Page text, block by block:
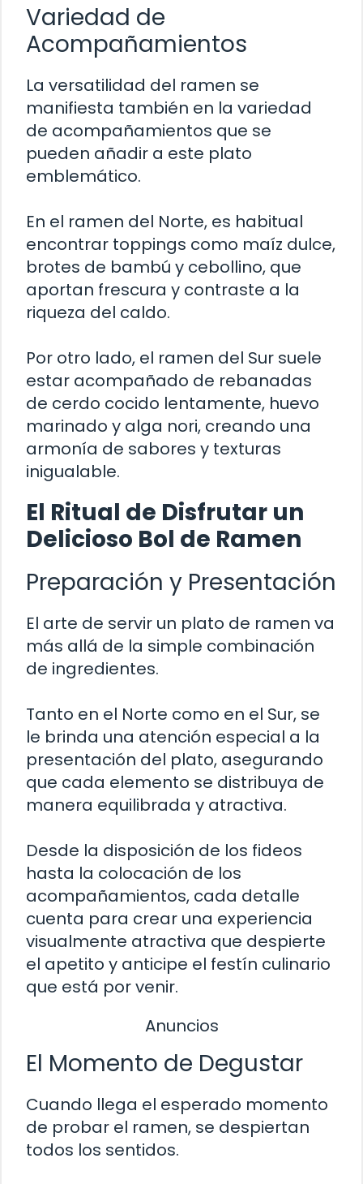
Variedad de
Acompañamientos
La versatilidad del ramen se
manifiesta también en la variedad
de acompañamientos que se
pueden añadir a este plato
emblemático.
En el ramen del Norte, es habitual
encontrar toppings como maíz dulce,
brotes de bambú y cebollino, que
aportan frescura y contraste a la
riqueza del caldo.
Por otro lado, el ramen del Sur suele
estar acompañado de rebanadas
de cerdo cocido lentamente, huevo
marinado y alga nori, creando una
armonía de sabores y texturas
inigualable.
El Ritual de Disfrutar un
Delicioso Bol de Ramen
Preparación y Presentación
El arte de servir un plato de ramen va
más allá de la simple combinación
de ingredientes.
Tanto en el Norte como en el Sur, se
le brinda una atención especial a la
presentación del plato, asegurando
que cada elemento se distribuya de
manera equilibrada y atractiva.
Desde la disposición de los fideos
hasta la colocación de los
acompañamientos, cada detalle
cuenta para crear una experiencia
visualmente atractiva que despierte
el apetito y anticipe el festín culinario
que está por venir.
Anuncios
El Momento de Degustar
Cuando llega el esperado momento
de probar el ramen, se despiertan
todos los sentidos.